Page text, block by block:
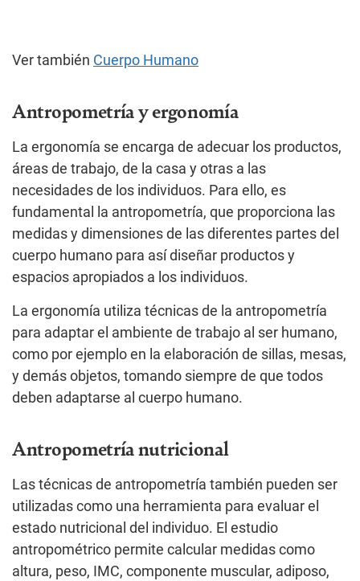
Ver también Cuerpo Humano
Antropometría y ergonomía
La ergonomía se encarga de adecuar los productos,
áreas de trabajo, de la casa y otras a las
necesidades de los individuos. Para ello, es
fundamental la antropometría, que proporciona las
medidas y dimensiones de las diferentes partes del
cuerpo humano para así diseñar productos y
espacios apropiados a los individuos.
La ergonomía utiliza técnicas de la antropometría
para adaptar el ambiente de trabajo al ser humano,
como por ejemplo en la elaboración de sillas, mesas,
y demás objetos, tomando siempre de que todos
deben adaptarse al cuerpo humano.
Antropometría nutricional
Las técnicas de antropometría también pueden ser
utilizadas como una herramienta para evaluar el
estado nutricional del individuo. El estudio
antropométrico permite calcular medidas como
altura, peso, IMC, componente muscular, adiposo,